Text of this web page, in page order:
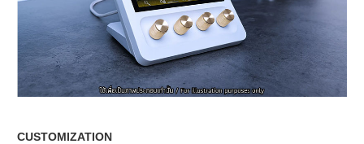
CUSTOMIZATION